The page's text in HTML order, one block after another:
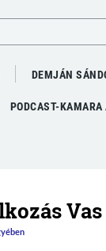
DEMJÁN
PODCAST-